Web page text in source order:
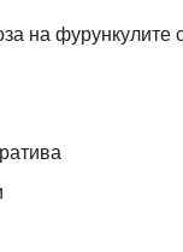
на фурункулите